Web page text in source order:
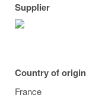
Supplier
Country of origin
France